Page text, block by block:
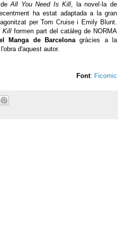
deAll You Need Is Kill, la novel·la de
ha estat adaptada a la gran
per Tom Cruise i Emily Blunt.
Kill formen part del catàleg de NORMA
Manga de Barcelonagràcies a la
d'aquest autor.
Font: Ficomic